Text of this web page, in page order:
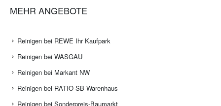
MEHR ANGEBOTE
Reinigen bei REWE Ihr Kaufpark
Reinigen bei WASGAU
Reinigen bei Markant NW
Reinigen bei RATIO SB Warenhaus
Reinigen bei Sonderpreis-Baumarkt